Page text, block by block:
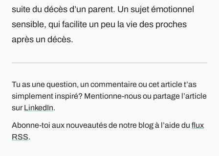
suite du décès d’un parent. Un sujet émotionnel
sensible, qui facilite un peu la vie des proches
après un décès.
Tu as une question, un commentaire ou cet article t’as
simplement inspiré? Mentionne-nous ou partage l’article
sur LinkedIn.
Abonne-toi aux nouveautés de notre blog à l’aide du flux
RSS.